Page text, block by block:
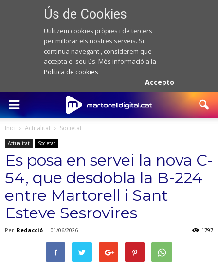
Ús de Cookies
Utilitzem cookies pròpies i de tercers
per millorar els nostres serveis. Si
continua navegant , considerem que
accepta el seu ús. Més informació a la
Política de cookies
Accepto
Inici Actualitat Societat
Actualitat Societat
Es posa en servei la nova C-
54, que desdobla la B-224
entre Martorell i Sant
Esteve Sesrovires
Per Redacció - 01/06/2026 1797